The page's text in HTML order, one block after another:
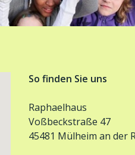
So finden Sie uns
Raphaelhaus
Voßbeckstraße 47
45481 Mülheim an der